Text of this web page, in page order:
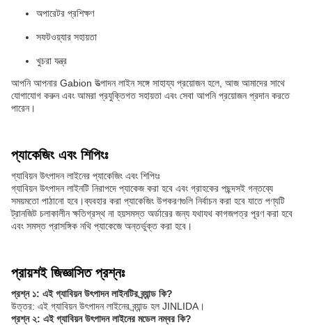
অপারেটর প্রশিক্ষণ
সফটওয়্যার সহায়তা
খুচরা যন্ত্র
আপনি আপনার Gabion উত্পাদন লাইন সঙ্গে সাহায্য প্রয়োজন হলে, আজ আমাদের সাথে
যোগাযোগ করুন এবং আমরা প্রযুক্তিগত সহায়তা এবং সেবা আপনি প্রয়োজন প্রদান করতে
পারেন।
প্যাকেজিং এবং শিপিংঃ
গ্যাবিয়ন উৎপাদন লাইনের প্যাকেজিং এবং শিপিংঃ
গ্যাবিয়ন উৎপাদন লাইনটি নিরাপদে প্যাকেজ করা হবে এবং গ্রাহকের পছন্দসই গন্তব্যে
সময়মতো পাঠানো হবে।ব্যবহার করা প্যাকেজিং উপকরণগুলি নির্বাচন করা হবে যাতে পণ্যটি
ট্রানজিট চলাকালীন ক্ষতিগ্রস্থ না হয়সমস্ত অর্ডারের জন্য যথাযথ কাগজপত্র পূরণ করা হবে
এবং সমস্ত প্রাসঙ্গিক নথি প্যাকেজে অন্তর্ভুক্ত করা হবে।
প্রায়শই জিজ্ঞাসিত প্রশ্নঃ
প্রশ্ন ১: এই গ্যাবিয়ন উৎপাদন লাইনটির ব্র্যান্ড কি?
উত্তর: এই গ্যাবিয়ন উৎপাদন লাইনের ব্র্যান্ড হল JINLIDA।
প্রশ্ন ২: এই গ্যাবিয়ন উৎপাদন লাইনের মডেল নম্বর কি?